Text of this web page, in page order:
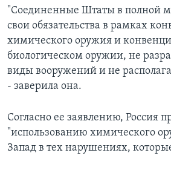
"Соединенные Штаты в полной
свои обязательства в рамках
химического оружия и
биологическом оружии, не
виды вооружений и не
- заверила она.
Согласно ее заявлению, Россия
"использованию химического
Запад в тех нарушениях,